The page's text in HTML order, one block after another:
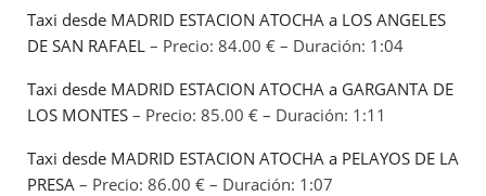
Taxi desde MADRID ESTACION ATOCHA a LOS ANGELES
DE SAN RAFAEL – Precio: 84.00 € – Duración: 1:04
Taxi desde MADRID ESTACION ATOCHA a GARGANTA DE
LOS MONTES – Precio: 85.00 € – Duración: 1:11
Taxi desde MADRID ESTACION ATOCHA a PELAYOS DE LA
PRESA – Precio: 86.00 € – Duración: 1:07